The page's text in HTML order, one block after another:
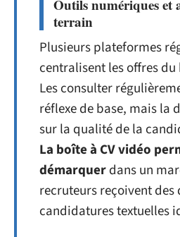
Outils numériques et
terrain
Plusieurs plateformes
centralisent les offres
Les consulter
réflexe de base, mais la
sur la qualité de la
La boîte à CV vidéo
démarquerdans un
recruteurs reçoivent des
candidatures textuelles